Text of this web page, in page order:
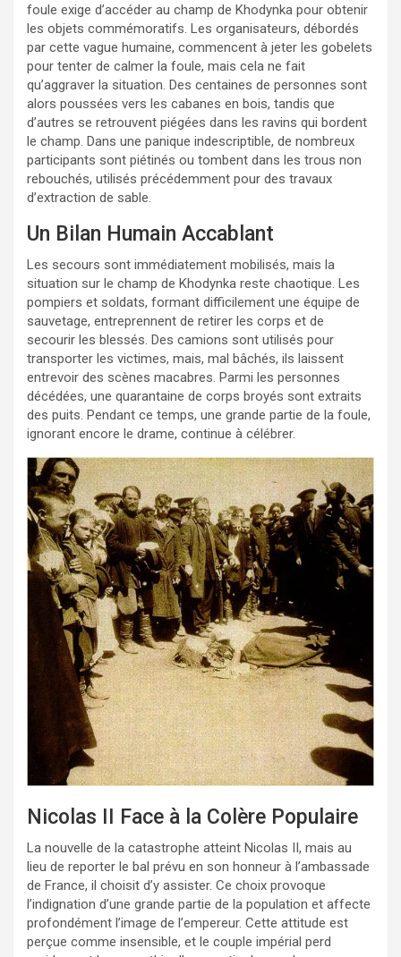
foule exige d’accéder au champ de Khodynka pour obtenir
les objets commémoratifs. Les organisateurs, débordés
par cette vague humaine, commencent à jeter les gobelets
pour tenter de calmer la foule, mais cela ne fait
qu’aggraver la situation. Des centaines de personnes sont
alors poussées vers les cabanes en bois, tandis que
d’autres se retrouvent piégées dans les ravins qui bordent
le champ. Dans une panique indescriptible, de nombreux
participants sont piétinés ou tombent dans les trous non
rebouchés, utilisés précédemment pour des travaux
d’extraction de sable.
Un Bilan Humain Accablant
Les secours sont immédiatement mobilisés, mais la
situation sur le champ de Khodynka reste chaotique. Les
pompiers et soldats, formant difficilement une équipe de
sauvetage, entreprennent de retirer les corps et de
secourir les blessés. Des camions sont utilisés pour
transporter les victimes, mais, mal bâchés, ils laissent
entrevoir des scènes macabres. Parmi les personnes
décédées, une quarantaine de corps broyés sont extraits
des puits. Pendant ce temps, une grande partie de la foule,
ignorant encore le drame, continue à célébrer.
Nicolas II Face à la Colère Populaire
La nouvelle de la catastrophe atteint Nicolas II, mais au
lieu de reporter le bal prévu en son honneur à l’ambassade
de France, il choisit d’y assister. Ce choix provoque
l’indignation d’une grande partie de la population et affecte
profondément l’image de l’empereur. Cette attitude est
perçue comme insensible, et le couple impérial perd